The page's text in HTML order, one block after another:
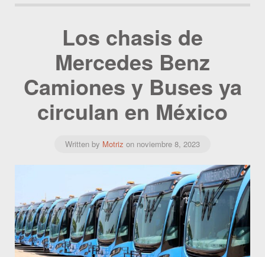
Los chasis de
Mercedes Benz
Camiones y Buses ya
circulan en México
Written by Motriz on noviembre 8, 2023